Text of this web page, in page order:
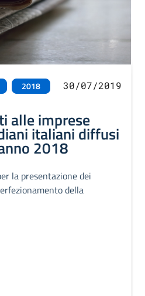
2018 30/07/2019
alle imprese
italiani diffusi
2018
la presentazione dei
della